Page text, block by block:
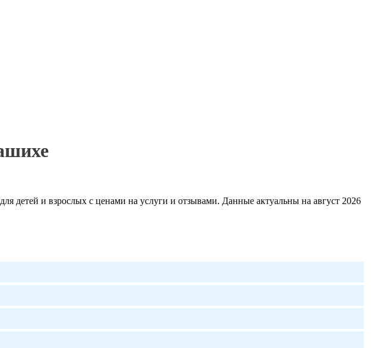
детей и взрослых с ценами на услуги и отзывами. Данные актуальны на август 2026